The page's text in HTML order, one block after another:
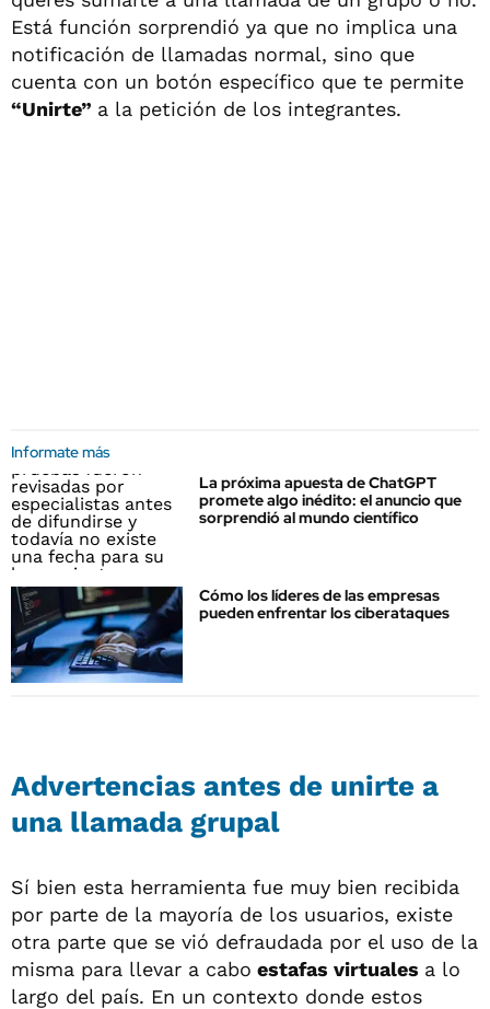
Está función sorprendió ya que no implica una
notificación de llamadas normal, sino que
cuenta con un botón específico que te permite
“Unirte” a la petición de los integrantes.
Informate más
La próxima apuesta de ChatGPT
promete algo inédito: el anuncio que
sorprendió al mundo científico
Cómo los líderes de las empresas
pueden enfrentar los ciberataques
Advertencias antes de unirte a
una llamada grupal
Sí bien esta herramienta fue muy bien recibida
por parte de la mayoría de los usuarios, existe
otra parte que se vió defraudada por el uso de la
misma para llevar a cabo estafas virtuales a lo
largo del país. En un contexto donde estos